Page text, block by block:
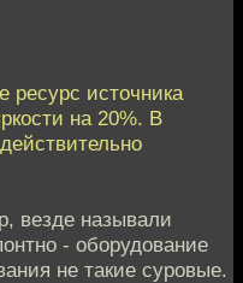
ресурс источника
на 20%. В
везде называли
- оборудование
не такие суровые.